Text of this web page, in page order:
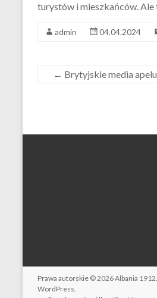
turystów i mieszkańców. Ale
admin 04.04.2024
← Brytyjskie media
Prawa autorskie © 2026Albania 1912
WordPress.